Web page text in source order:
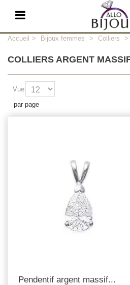
Accueil > Bijoux femmes > Colliers >
COLLIERS ARGENT
Vue
par page
Pendentif argent massif...